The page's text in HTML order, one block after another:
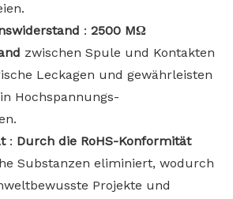
: 2500 MΩ
zwischen Spule und Kontakten
Leckagen und gewährleisten
Hochspannungs-
: Durch die RoHS-Konformität
Substanzen eliminiert, wodurch
Projekte und